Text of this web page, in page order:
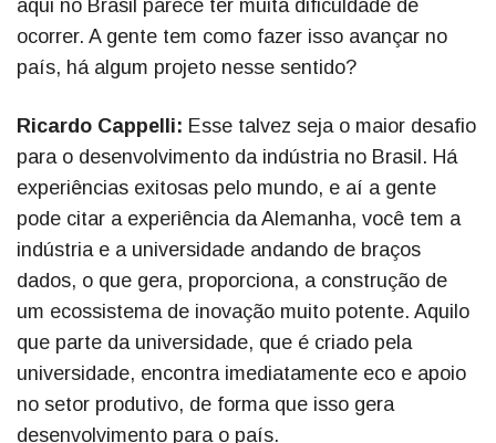
aqui no Brasil parece ter muita dificuldade de
ocorrer. A gente tem como fazer isso avançar no
país, há algum projeto nesse sentido?
Ricardo Cappelli: Esse talvez seja o maior desafio
para o desenvolvimento da indústria no Brasil. Há
experiências exitosas pelo mundo, e aí a gente
pode citar a experiência da Alemanha, você tem a
indústria e a universidade andando de braços
dados, o que gera, proporciona, a construção de
um ecossistema de inovação muito potente. Aquilo
que parte da universidade, que é criado pela
universidade, encontra imediatamente eco e apoio
no setor produtivo, de forma que isso gera
desenvolvimento para o país.